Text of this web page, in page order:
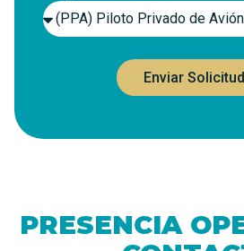
Enviar Solicitud
PRESENCIA